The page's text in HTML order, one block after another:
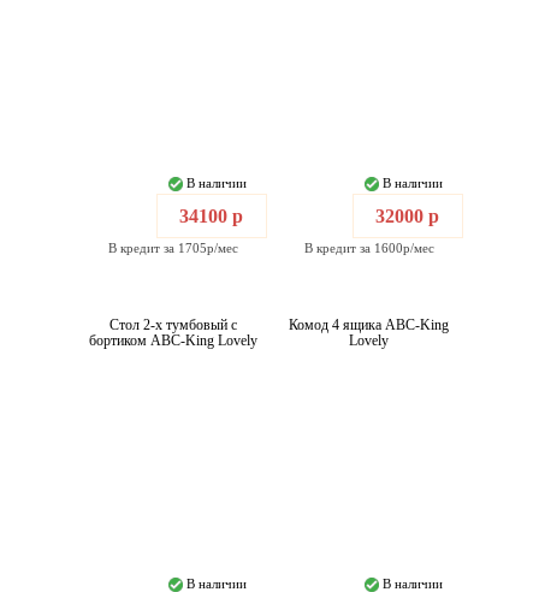
В наличии
34100 р
В кредит за 1705р/мес
В наличии
32000 р
В кредит за 1600р/мес
Стол 2-х тумбовый с
бортиком ABC-King Lovely
В наличии
Комод 4 ящика ABC-King
Lovely
В наличии